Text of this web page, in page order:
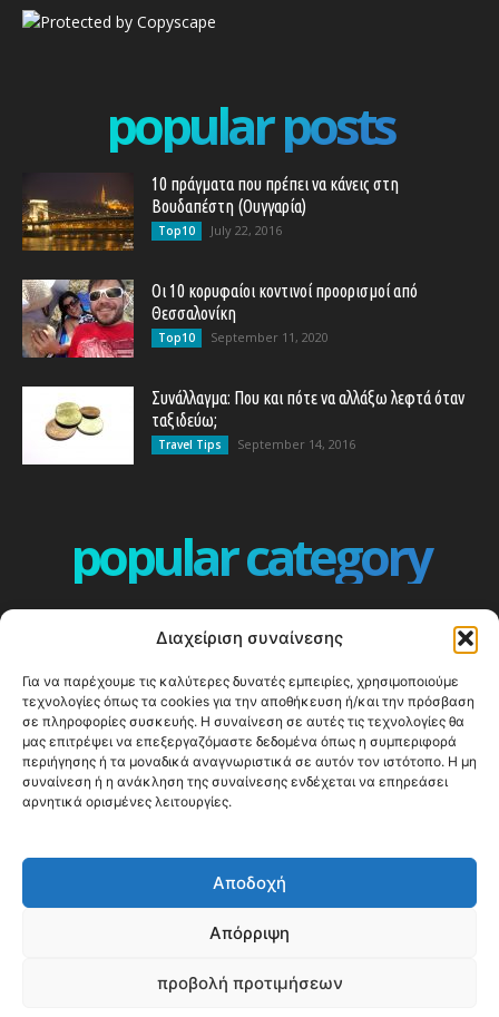
Διαχείριση συναίνεσης
Για να παρέχουμε τις καλύτερες δυνατές εμπειρίες, χρησιμοποιούμε
τεχνολογίες όπως τα cookies για την αποθήκευση ή/και την πρόσβαση
σε πληροφορίες συσκευής. Η συναίνεση σε αυτές τις τεχνολογίες θα
μας επιτρέψει να επεξεργαζόμαστε δεδομένα όπως η συμπεριφορά
περιήγησης ή τα μοναδικά αναγνωριστικά σε αυτόν τον ιστότοπο. Η μη
συναίνεση ή η ανάκληση της συναίνεσης ενδέχεται να επηρεάσει
αρνητικά ορισμένες λειτουργίες.
Αποδοχή
Απόρριψη
προβολή προτιμήσεων
popular posts
10 πράγματα που πρέπει να κάνεις στη
Βουδαπέστη (Ουγγαρία)
Top10 July 22, 2016
Οι 10 κορυφαίοι κοντινοί προορισμοί από
Θεσσαλονίκη
Top10 September 11, 2020
Συνάλλαγμα: Που και πότε να αλλάξω λεφτά όταν
ταξιδεύω;
Travel Tips September 14, 2016
popular category
360
ΕΥΡΩΠΗ
332
ΚΟΣΜΟΣ - WORLD
328
Top10
303
Cool spots
ΝΗΣΙΑ
246
© Happy Traveller 2014-2025